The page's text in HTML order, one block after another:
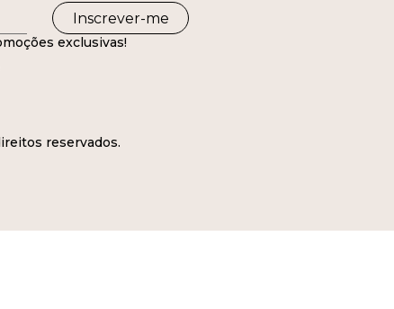
Inscrever-me
exclusivas!
reservados.